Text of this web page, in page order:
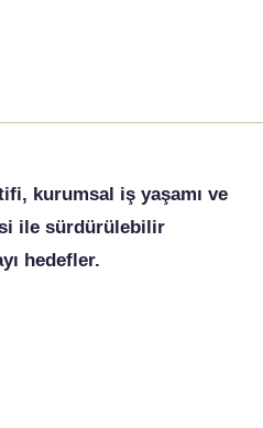
kurumsal iş yaşamı ve
ile sürdürülebilir
hedefler.